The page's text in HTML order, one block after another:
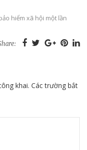
hiểm xã hội một lần
khai. Các trường bắt